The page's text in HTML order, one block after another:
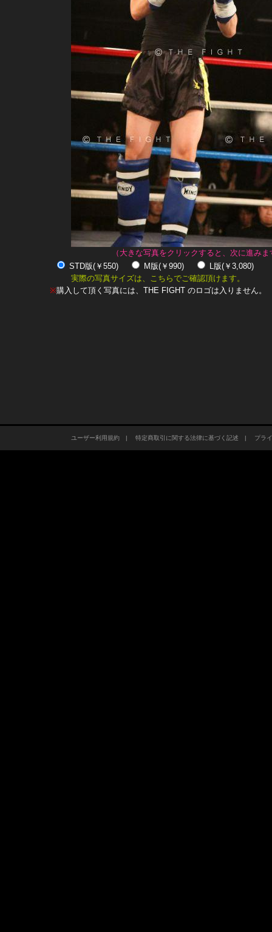
（大きな写真をクリックすると、次に進みま
STD版(￥550)
M版(￥990)
L版(￥3,080)
実際の写真サイズは、こちらでご確認頂けます。
※購入して頂く写真には、THE FIGHT のロゴは入りません。
ユーザー利用規約| 特定商取引に関する法律に基づく記述 | プラ